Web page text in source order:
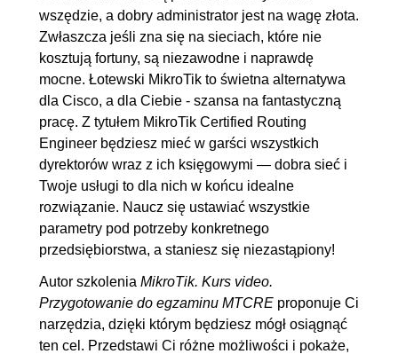
wszędzie, a dobry administrator jest na wagę złota.
Zwłaszcza jeśli zna się na sieciach, które nie
kosztują fortuny, są niezawodne i naprawdę
mocne. Łotewski MikroTik to świetna alternatywa
dla Cisco, a dla Ciebie - szansa na fantastyczną
pracę. Z tytułem MikroTik Certified Routing
Engineer będziesz mieć w garści wszystkich
dyrektorów wraz z ich księgowymi — dobra sieć i
Twoje usługi to dla nich w końcu idealne
rozwiązanie. Naucz się ustawiać wszystkie
parametry pod potrzeby konkretnego
przedsiębiorstwa, a staniesz się niezastąpiony!
Autor szkolenia MikroTik. Kurs video.
Przygotowanie do egzaminu MTCRE proponuje Ci
narzędzia, dzięki którym będziesz mógł osiągnąć
ten cel. Przedstawi Ci różne możliwości i pokaże,